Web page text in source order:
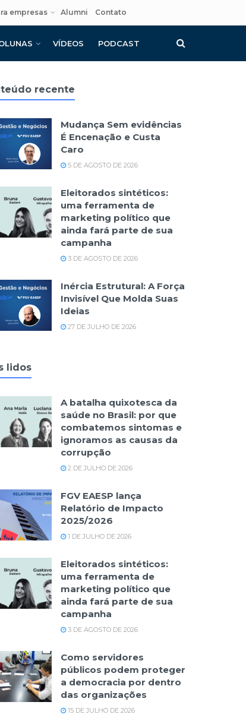
empresas Alumni Contato
VÍDEOS PODCAST
recente
Mudança Sem evidências
É Encenação e Custa
Caro
5 DE AGOSTO DE 2026
Eleitorados sintéticos:
uma ferramenta de
marketing político que
ainda fará parte de sua
campanha
3 DE AGOSTO DE 2026
Inércia Estrutural: A Força
Invisível Que Molda Suas
Ideias
27 DE JULHO DE 2026
lidos
A batalha quixotesca da
saúde no Brasil: por que
combatemos sintomas e
ignoramos as causas da
corrupção
2 DE JULHO DE 2026
FGV EAESP lança
Relatório de Impacto
2025/2026
1 DE JULHO DE 2026
Eleitorados sintéticos:
uma ferramenta de
marketing político que
ainda fará parte de sua
campanha
3 DE AGOSTO DE 2026
Como servidores
públicos podem proteger
a democracia por dentro
das organizações
15 DE JULHO DE 2026